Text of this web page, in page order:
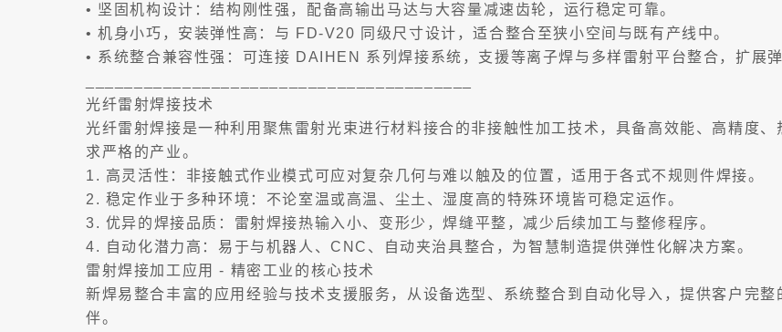
• 坚固机构设计：结构刚性强，配备高输出马达与大容量减速齿轮，运行稳定可靠。
• 机身小巧，安装弹性高：与 FD-V20 同级尺寸设计，适合整合至狭小空间与既有产线中。
• 系统整合兼容性强：可连接 DAIHEN 系列焊接系统，支援等离子焊与多样雷射平台整合，扩展弹
光纤雷射焊接技术
光纤雷射焊接是一种利用聚焦雷射光束进行材料接合的非接触性加工技术，具备高效能、高精度
求严格的产业。
1. 高灵活性：非接触式作业模式可应对复杂几何与难以触及的位置，适用于各式不规则件焊接。
2. 稳定作业于多种环境：不论室温或高温、尘土、湿度高的特殊环境皆可稳定运作。
3. 优异的焊接品质：雷射焊接热输入小、变形少，焊缝平整，减少后续加工与整修程序。
4. 自动化潜力高：易于与机器人、CNC、自动夹治具整合，为智慧制造提供弹性化解决方案。
雷射焊接加工应用 - 精密工业的核心技术
新焊易整合丰富的应用经验与技术支援服务，从设备选型、系统整合到自动化导入，提供客户完
伴。